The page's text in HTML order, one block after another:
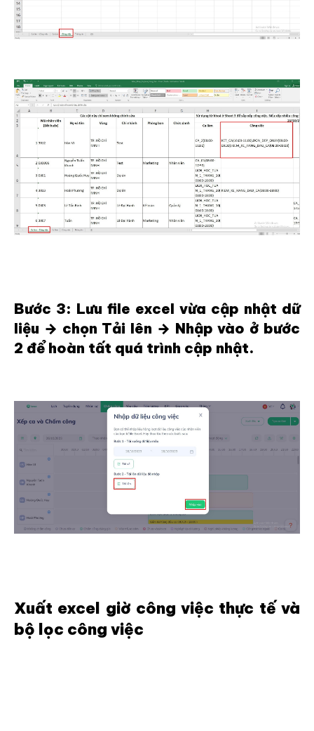
Bước 3: Lưu file excel vừa cập nhật dữ
liệu → chọn Tải lên → Nhập vào ở bước
2 để hoàn tất quá trình cập nhật.
Xuất excel giờ công việc thực tế và
bộ lọc công việc